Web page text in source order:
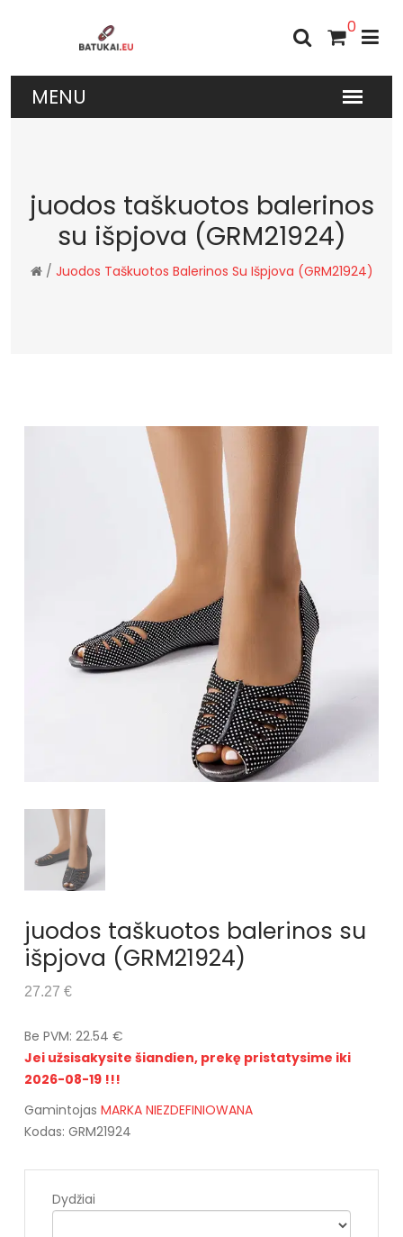
0
juodos taškuotos balerinos
su išpjova (GRM21924)
/ Juodos Taškuotos Balerinos Su Išpjova (GRM21924)
juodos taškuotos balerinos su
išpjova (GRM21924)
27.27 €
Be PVM: 22.54 €
Jei užsisakysite šiandien, prekę pristatysime iki
2026-08-19 !!!
Gamintojas MARKA NIEZDEFINIOWANA
Kodas: GRM21924
Dydžiai